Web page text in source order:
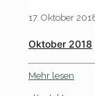
17. Oktober
Oktober 2018
Mehr lesen